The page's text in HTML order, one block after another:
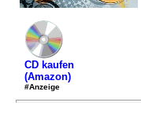
CD kaufen
(Amazon)
#Anzeige